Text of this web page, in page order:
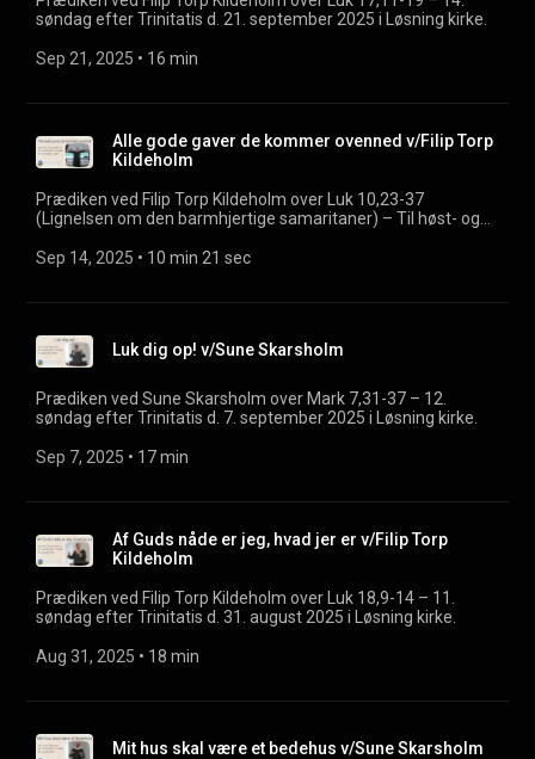
søndag efter Trinitatis d. 21. september 2025 i Løsning kirke.
Sep 21, 2025 • 16 min
Alle gode gaver de kommer ovenned v/Filip Torp
Kildeholm
Prædiken ved Filip Torp Kildeholm over Luk 10,23-37
(Lignelsen om den barmhjertige samaritaner) – Til høst- og
september 2025 i Løsning kirke.
Sep 14, 2025 • 10 min 21 sec
Luk dig op! v/Sune Skarsholm
Prædiken ved Sune Skarsholm over Mark 7,31-37 – 12.
søndag efter Trinitatis d. 7. september 2025 i Løsning kirke.
Sep 7, 2025 • 17 min
Af Guds nåde er jeg, hvad jer er v/Filip Torp
Kildeholm
Prædiken ved Filip Torp Kildeholm over Luk 18,9-14 – 11.
søndag efter Trinitatis d. 31. august 2025 i Løsning kirke.
Aug 31, 2025 • 18 min
Mit hus skal være et bedehus v/Sune Skarsholm